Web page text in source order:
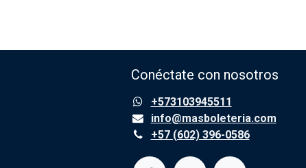
Conéctate con nosotros
+573103945511
info@masboleteria.com
+57 (602) 396-0586